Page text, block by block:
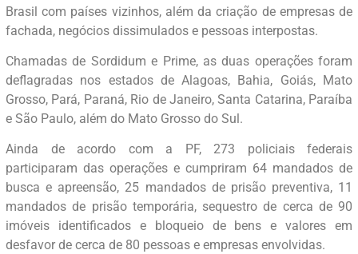
Brasil com países vizinhos, além da criação de empresas de
fachada, negócios dissimulados e pessoas interpostas.
Chamadas de Sordidum e Prime, as duas operações foram
deflagradas nos estados de Alagoas, Bahia, Goiás, Mato
Grosso, Pará, Paraná, Rio de Janeiro, Santa Catarina, Paraíba
e São Paulo, além do Mato Grosso do Sul.
Ainda de acordo com a PF, 273 policiais federais
participaram das operações e cumpriram 64 mandados de
busca e apreensão, 25 mandados de prisão preventiva, 11
mandados de prisão temporária, sequestro de cerca de 90
imóveis identificados e bloqueio de bens e valores em
desfavor de cerca de 80 pessoas e empresas envolvidas.